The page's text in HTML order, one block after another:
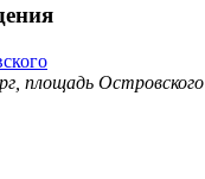
площадь Островского